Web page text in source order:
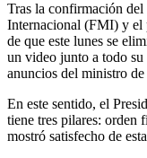
Tras la confirmación
Internacional (FMI) y el
de que este lunes se
un video junto a todo
anuncios del ministro
En este sentido, el
tiene tres pilares: orden
mostró satisfecho de